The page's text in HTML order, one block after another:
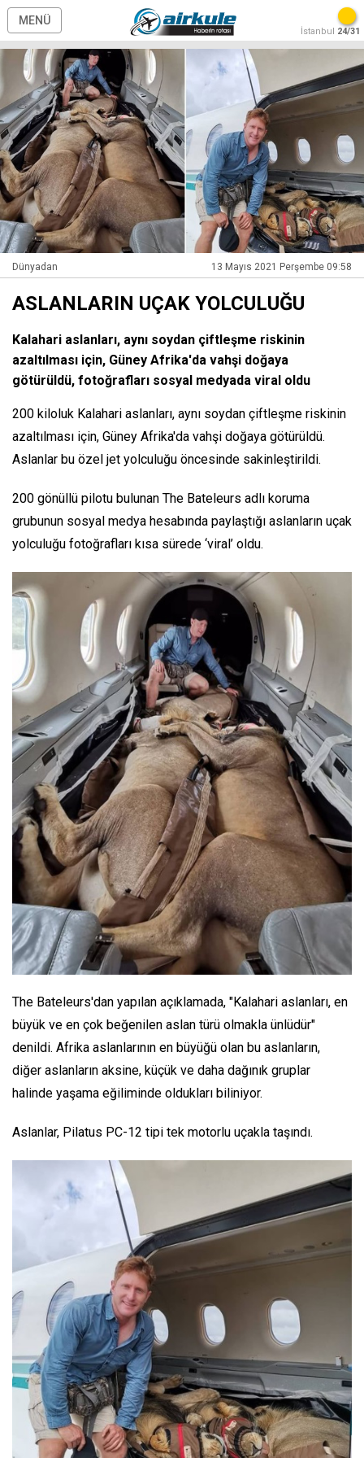
MENÜ
İstanbul 24/31
Dünyadan 13 Mayıs 2021 Perşembe 09:58
ASLANLARIN UÇAK YOLCULUĞU
Kalahari aslanları, aynı soydan çiftleşme riskinin
azaltılması için, Güney Afrika'da vahşi doğaya
götürüldü, fotoğrafları sosyal medyada viral oldu
200 kiloluk Kalahari aslanları, aynı soydan çiftleşme riskinin
azaltılması için, Güney Afrika'da vahşi doğaya götürüldü.
Aslanlar bu özel jet yolculuğu öncesinde sakinleştirildi.
200 gönüllü pilotu bulunan The Bateleurs adlı koruma
grubunun sosyal medya hesabında paylaştığı aslanların uçak
yolculuğu fotoğrafları kısa sürede ‘viral’ oldu.
The Bateleurs'dan yapılan açıklamada, "Kalahari aslanları, en
büyük ve en çok beğenilen aslan türü olmakla ünlüdür"
denildi. Afrika aslanlarının en büyüğü olan bu aslanların,
diğer aslanların aksine, küçük ve daha dağınık gruplar
halinde yaşama eğiliminde oldukları biliniyor.
Aslanlar, Pilatus PC-12 tipi tek motorlu uçakla taşındı.